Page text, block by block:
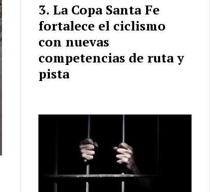
La Copa Santa Fe
fortalece el ciclismo
con nuevas
competencias de ruta y
pista